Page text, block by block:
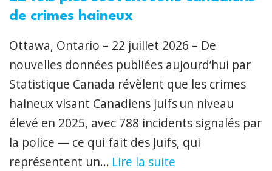
de crimes haineux
Ottawa, Ontario – 22 juillet 2026 – De
nouvelles données publiées aujourd’hui par
Statistique Canada révèlent que les crimes
haineux visant Canadiens juifs un niveau
élevé en 2025, avec 788 incidents signalés par
la police — ce qui fait des Juifs, qui
représentent un... Lire la suite